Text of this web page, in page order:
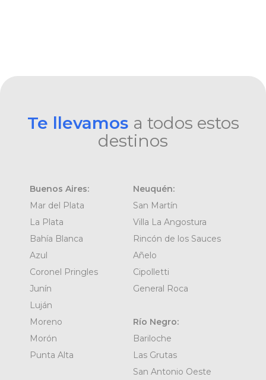
Te llevamos a todos estos
destinos
Buenos Aires:
Mar del Plata
La Plata
Bahía Blanca
Azul
Coronel Pringles
Junín
Luján
Moreno
Morón
Punta Alta
Neuquén:
San Martín
Villa La Angostura
Rincón de los Sauces
Añelo
Cipolletti
General Roca
Río Negro:
Bariloche
Las Grutas
San Antonio Oeste